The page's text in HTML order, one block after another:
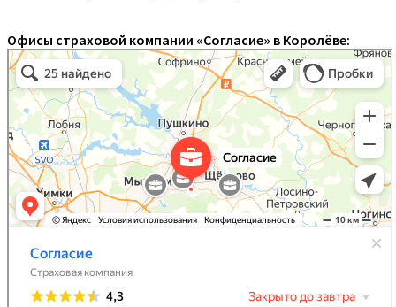
Офисы страховой компании «Согласие» в Королёве: